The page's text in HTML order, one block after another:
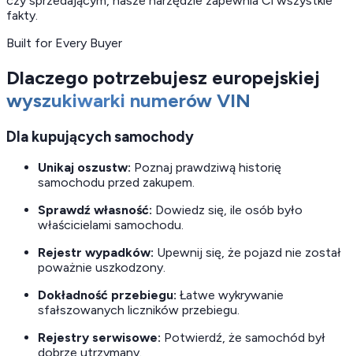
fakty.
Built for Every Buyer
Dlaczego potrzebujesz europejskiej
wyszukiwarki numerów VIN
Dla kupujących samochody
Unikaj oszustw: Poznaj prawdziwą historię
samochodu przed zakupem.
Sprawdź własność: Dowiedz się, ile osób było
właścicielami samochodu.
Rejestr wypadków: Upewnij się, że pojazd nie został
poważnie uszkodzony.
Dokładność przebiegu: Łatwe wykrywanie
sfałszowanych liczników przebiegu.
Rejestry serwisowe: Potwierdź, że samochód był
dobrze utrzymany.